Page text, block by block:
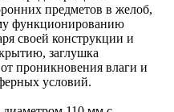
предметов в желоб,
функционированию
своей конструкции и
заглушка
проникновения влаги и
условий.